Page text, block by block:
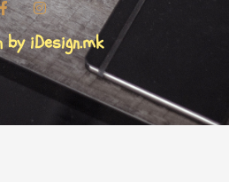
by iDesign.mk